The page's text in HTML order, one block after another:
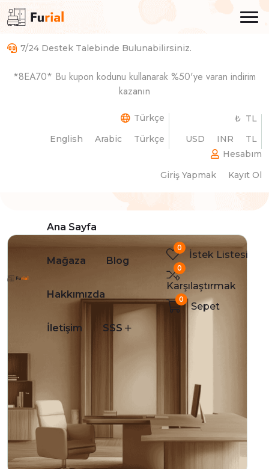
7/24 Destek Talebinde Bulunabilirsiniz.
*8EA70* Bu kupon kodunu kullanarak %50'ye varan indirim
kazanın
Türkçe
English
Arabic Türkçe
₺ TL
USD
INR
TL
Hesabım
Giriş Yapmak
Kayıt Ol
Ana Sayfa
Mağaza Blog
Hakkımızda
İletişim SSS
0
İstek Listesi
0
Karşılaştırmak
0
Sepet
Ergonomik Yönetici Ofis
Ürün Detayları